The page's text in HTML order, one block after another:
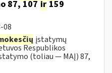
87, 107ir159
08
įstatymų
Respublikos
(toliau — MAĮ) 87,